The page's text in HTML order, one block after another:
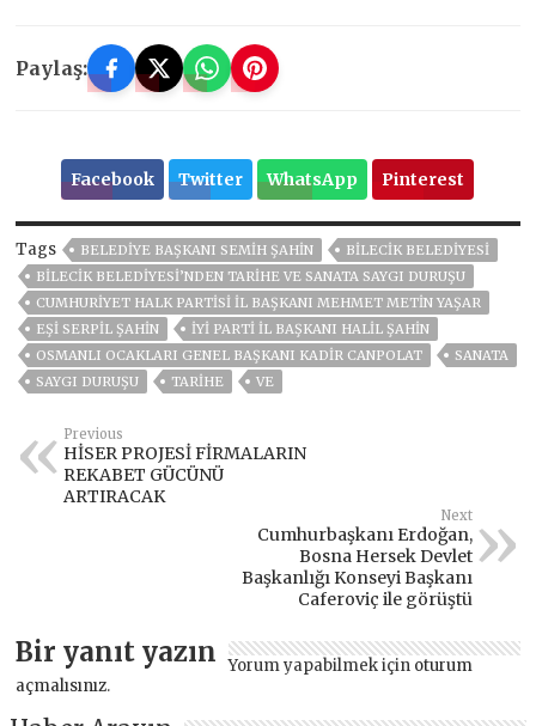
Paylaş:
Facebook Twitter WhatsApp Pinterest
Tags BELEDIYE BAŞKANI SEMIH ŞAHIN
BİLECİK BELEDİYESİ
BİLECİK BELEDİYESİ’NDEN TARİHE VE SANATA SAYGI DURUŞU
CUMHURIYET HALK PARTISI İL BAŞKANI MEHMET METIN YAŞAR
EŞI SERPIL ŞAHIN
İYI PARTI İL BAŞKANI HALIL ŞAHIN
OSMANLI OCAKLARI GENEL BAŞKANI KADIR CANPOLAT
SANATA
SAYGI DURUŞU
TARİHE VE
Previous
HİSER PROJESİ FİRMALARIN
REKABET GÜCÜNÜ
ARTIRACAK
Next
Cumhurbaşkanı Erdoğan,
Bosna Hersek Devlet
Başkanlığı Konseyi Başkanı
Caferoviç ile görüştü
Bir yanıt yazın Yorum yapabilmek için oturum
açmalısınız.